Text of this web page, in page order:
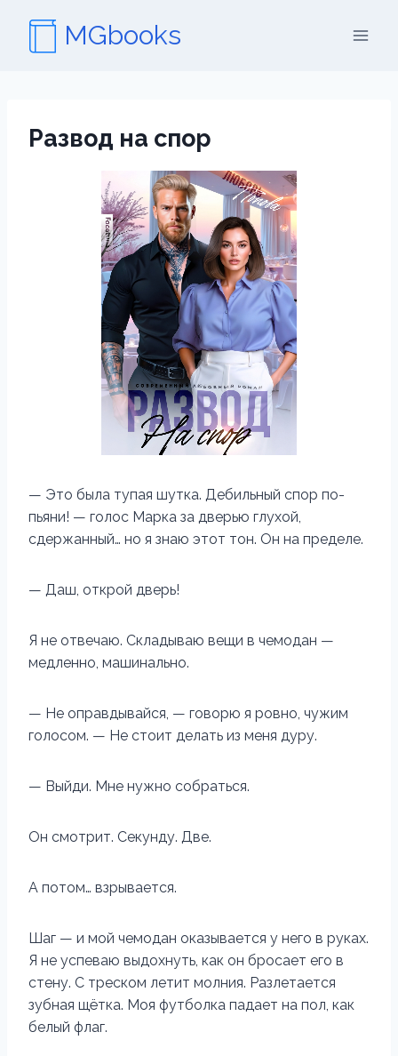
содержимому
MGbooks
Развод на спор
— Это была тупая шутка. Дебильный спор по-
пьяни! — голос Марка за дверью глухой,
сдержанный… но я знаю этот тон. Он на пределе.
— Даш, открой дверь!
Я не отвечаю. Складываю вещи в чемодан —
медленно, машинально.
— Не оправдывайся, — говорю я ровно, чужим
голосом. — Не стоит делать из меня дуру.
— Выйди. Мне нужно собраться.
Он смотрит. Секунду. Две.
А потом… взрывается.
Шаг — и мой чемодан оказывается у него в руках.
Я не успеваю выдохнуть, как он бросает его в
стену. С треском летит молния. Разлетается
зубная щётка. Моя футболка падает на пол, как
белый флаг.